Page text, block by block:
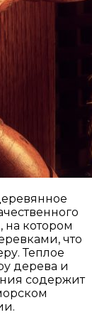
на котором
что
Теплое
дерева и
содержит